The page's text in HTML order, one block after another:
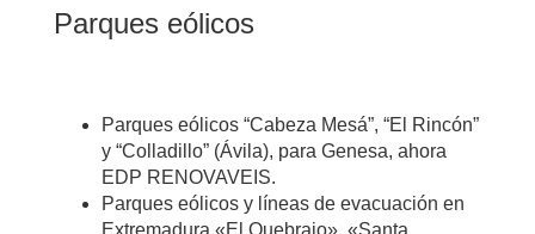
Parques eólicos
Parques eólicos “Cabeza Mesá”, “El Rincón”
y “Colladillo” (Ávila), para Genesa, ahora
EDP RENOVAVEIS.
Parques eólicos y líneas de evacuación en
Extremadura «El Quebrajo», «Santa